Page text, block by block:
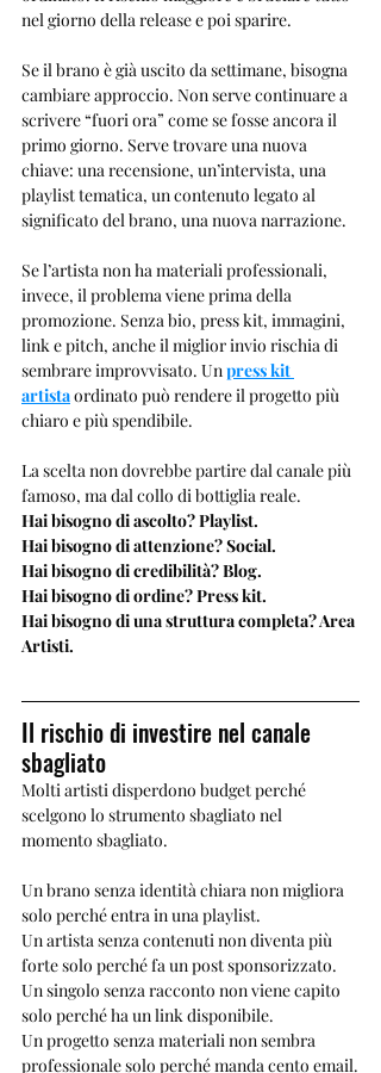
nel giorno della release e poi sparire.
Se il brano è già uscito da settimane, bisogna
cambiare approccio. Non serve continuare a
scrivere “fuori ora” come se fosse ancora il
primo giorno. Serve trovare una nuova
chiave: una recensione, un’intervista, una
playlist tematica, un contenuto legato al
significato del brano, una nuova narrazione.
Se l’artista non ha materiali professionali,
invece, il problema viene prima della
promozione. Senza bio, press kit, immagini,
link e pitch, anche il miglior invio rischia di
sembrare improvvisato. Un press kit
artista ordinato può rendere il progetto più
chiaro e più spendibile.
La scelta non dovrebbe partire dal canale più
famoso, ma dal collo di bottiglia reale.
Hai bisogno di ascolto? Playlist.
Hai bisogno di attenzione? Social.
Hai bisogno di credibilità? Blog.
Hai bisogno di ordine? Press kit.
Hai bisogno di una struttura completa? Area
Artisti.
Il rischio di investire nel canale
sbagliato
Molti artisti disperdono budget perché
scelgono lo strumento sbagliato nel
momento sbagliato.
Un brano senza identità chiara non migliora
solo perché entra in una playlist.
Un artista senza contenuti non diventa più
forte solo perché fa un post sponsorizzato.
Un singolo senza racconto non viene capito
solo perché ha un link disponibile.
Un progetto senza materiali non sembra
professionale solo perché manda cento email.